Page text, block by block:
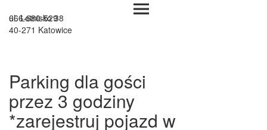
666-680-529
ul.Lotnisko 38
40-271 Katowice
Parking dla gości
​przez 3 godziny
​*zarejestruj pojazd w